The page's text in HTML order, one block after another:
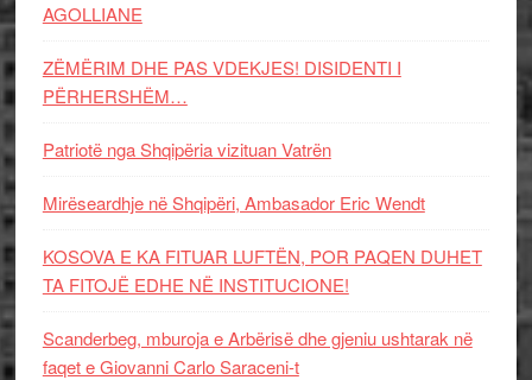
AGOLLIANE
ZËMËRIM DHE PAS VDEKJES! DISIDENTI I
PËRHERSHËM…
Patriotë nga Shqipëria vizituan Vatrën
Mirëseardhje në Shqipëri, Ambasador Eric Wendt
KOSOVA E KA FITUAR LUFTËN, POR PAQEN DUHET
TA FITOJË EDHE NË INSTITUCIONE!
Scanderbeg, mburoja e Arbërisë dhe gjeniu ushtarak në
faqet e Giovanni Carlo Saraceni-t